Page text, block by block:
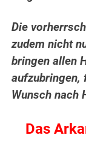
Die
zudem nicht
bringen allen
aufzubringen,
Wunsch nach
Das